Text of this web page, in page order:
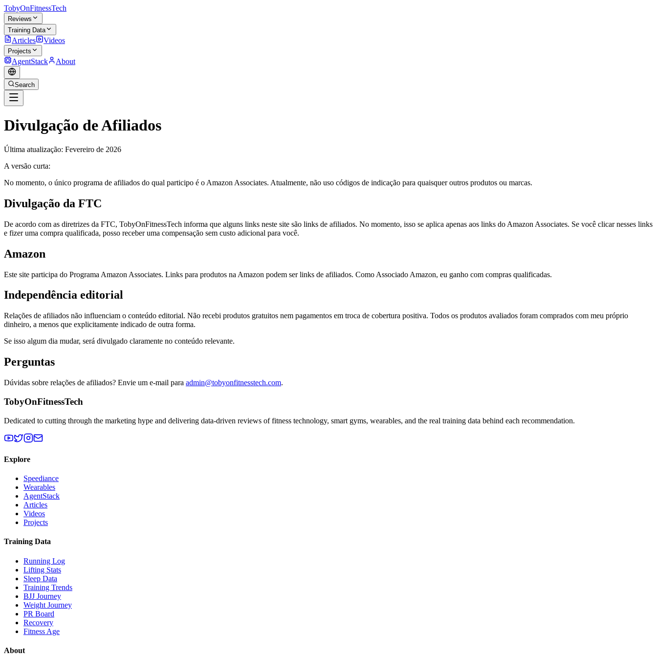
TobyOnFitnessTech
Reviews
Training Data
Articles Videos
Projects
AgentStack About
Search
Divulgação de Afiliados
Última atualização: Fevereiro de 2026
A versão curta:
No momento, o único programa de afiliados do qual participo é o Amazon Associates. Atualmente, não uso códigos de indicação para quaisquer outros produtos ou marcas.
Divulgação da FTC
De acordo com as diretrizes da FTC, TobyOnFitnessTech informa que alguns links neste site são links de afiliados. No momento, isso se aplica apenas aos links do Amazon Associates. Se você clicar nesses links
e fizer uma compra qualificada, posso receber uma compensação sem custo adicional para você.
Amazon
Este site participa do Programa Amazon Associates. Links para produtos na Amazon podem ser links de afiliados. Como Associado Amazon, eu ganho com compras qualificadas.
Independência editorial
Relações de afiliados não influenciam o conteúdo editorial. Não recebi produtos gratuitos nem pagamentos em troca de cobertura positiva. Todos os produtos avaliados foram comprados com meu próprio
dinheiro, a menos que explicitamente indicado de outra forma.
Se isso algum dia mudar, será divulgado claramente no conteúdo relevante.
Perguntas
Dúvidas sobre relações de afiliados? Envie um e-mail para admin@tobyonfitnesstech.com.
TobyOnFitnessTech
Dedicated to cutting through the marketing hype and delivering data-driven reviews of fitness technology, smart gyms, wearables, and the real training data behind each recommendation.
Explore
Speediance
Wearables
AgentStack
Articles
Videos
Projects
Training Data
Running Log
Lifting Stats
Sleep Data
Training Trends
BJJ Journey
Weight Journey
PR Board
Recovery
Fitness Age
About